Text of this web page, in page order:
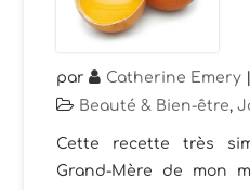
par Catherine Emery
Beauté & Bien-être,
Cette recette très
Grand-Mère de mon